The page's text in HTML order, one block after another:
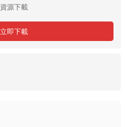
資源下載
立即下載